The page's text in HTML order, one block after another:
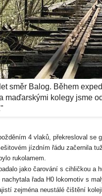
směr Balog. Během
maďarskými kolegy jsme
4 vlaků, překresloval se
jízdním řádu začernila
rukolamem.
jako čarování s cihličkou a
nachytala řada H0 lokomotiv s
zejména neustálé čištění